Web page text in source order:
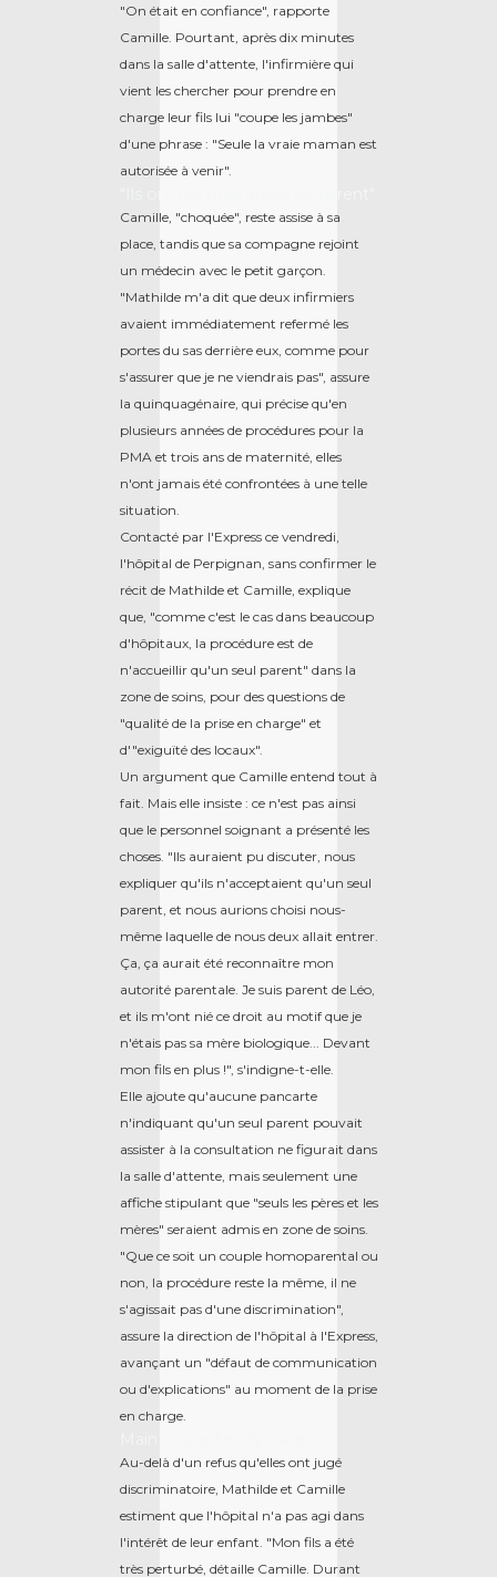
"On était en confiance", rapporte
Camille. Pourtant, après dix minutes
dans la salle d'attente, l'infirmière qui
vient les chercher pour prendre en
charge leur fils lui "coupe les jambes"
d'une phrase : "Seule la vraie maman est
autorisée à venir".
Camille, "choquée", reste assise à sa
place, tandis que sa compagne rejoint
un médecin avec le petit garçon.
"Mathilde m'a dit que deux infirmiers
avaient immédiatement refermé les
portes du sas derrière eux, comme pour
s'assurer que je ne viendrais pas", assure
la quinquagénaire, qui précise qu'en
plusieurs années de procédures pour la
PMA et trois ans de maternité, elles
n'ont jamais été confrontées à une telle
situation.
Contacté par l'Express ce vendredi,
l'hôpital de Perpignan, sans confirmer le
récit de Mathilde et Camille, explique
que, "comme c'est le cas dans beaucoup
d'hôpitaux, la procédure est de
n'accueillir qu'un seul parent" dans la
zone de soins, pour des questions de
"qualité de la prise en charge" et
d'"exiguïté des locaux".
Un argument que Camille entend tout à
fait. Mais elle insiste : ce n'est pas ainsi
que le personnel soignant a présenté les
choses. "Ils auraient pu discuter, nous
expliquer qu'ils n'acceptaient qu'un seul
parent, et nous aurions choisi nous-
même laquelle de nous deux allait entrer.
Ça, ça aurait été reconnaître mon
autorité parentale. Je suis parent de Léo,
et ils m'ont nié ce droit au motif que je
n'étais pas sa mère biologique... Devant
mon fils en plus !", s'indigne-t-elle.
Elle ajoute qu'aucune pancarte
n'indiquant qu'un seul parent pouvait
assister à la consultation ne figurait dans
la salle d'attente, mais seulement une
affiche stipulant que "seuls les pères et les
mères" seraient admis en zone de soins.
"Que ce soit un couple homoparental ou
non, la procédure reste la même, il ne
s'agissait pas d'une discrimination",
assure la direction de l'hôpital à l'Express,
avançant un "défaut de communication
ou d'explications" au moment de la prise
en charge.
Au-delà d'un refus qu'elles ont jugé
discriminatoire, Mathilde et Camille
estiment que l'hôpital n'a pas agi dans
l'intérêt de leur enfant. "Mon fils a été
très perturbé, détaille Camille. Durant